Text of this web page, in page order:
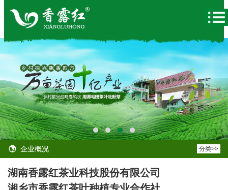
企业概况 分类>>
湖南香露红茶业科技股份有限公司